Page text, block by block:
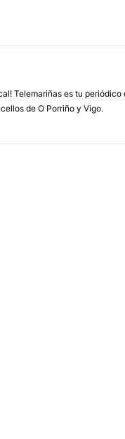
Telemariñas es tu
de O Porriño y Vigo.